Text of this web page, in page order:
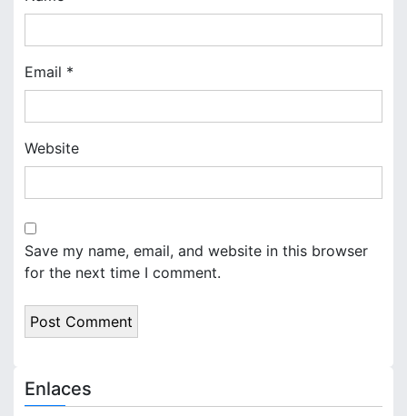
Email *
Website
Save my name, email, and website in this browser
for the next time I comment.
Enlaces